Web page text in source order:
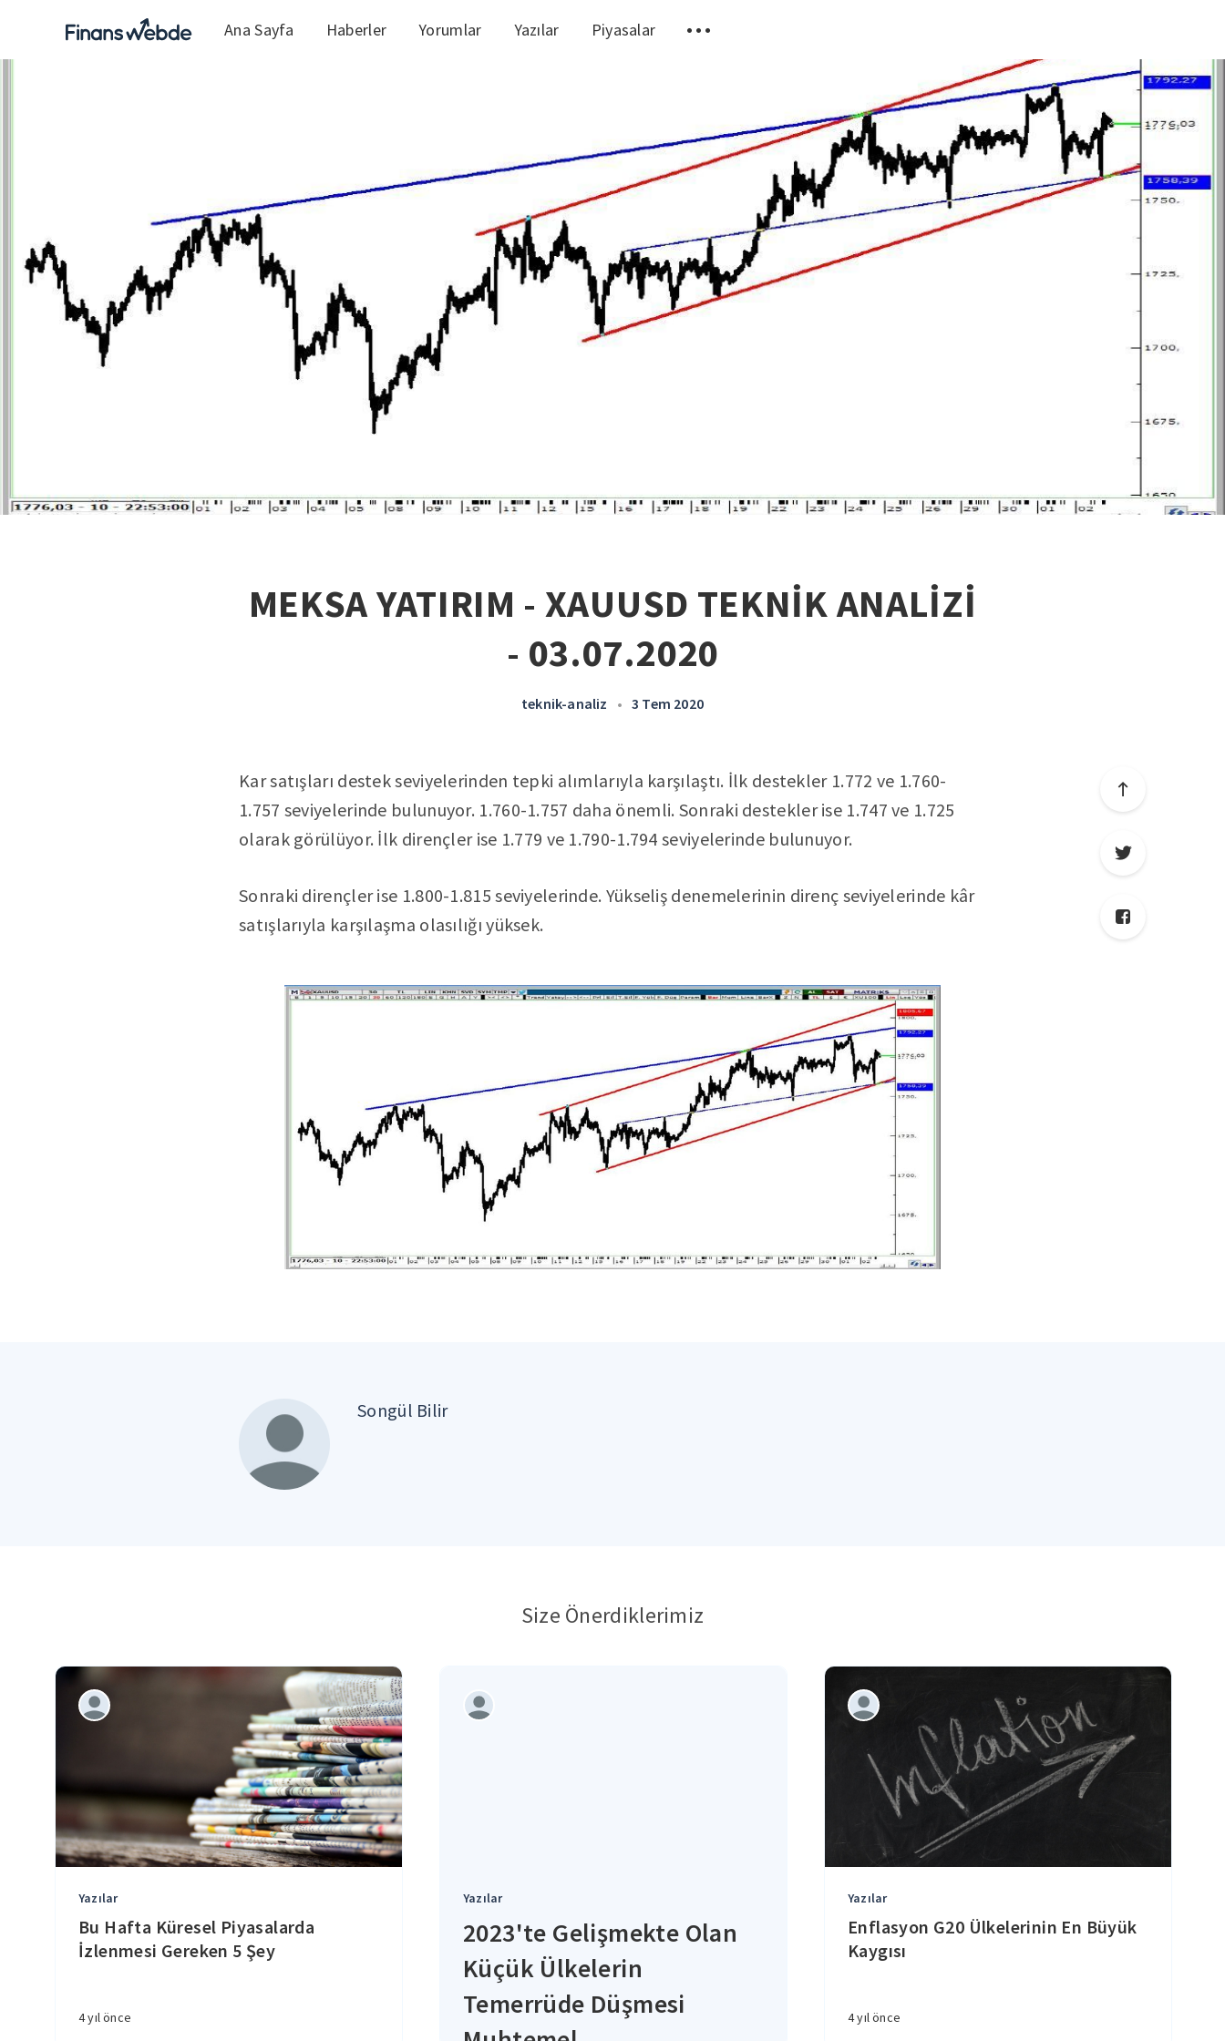
Ana Sayfa Haberler Yorumlar Yazılar Piyasalar
MEKSA YATIRIM - XAUUSD TEKNİK ANALİZİ
- 03.07.2020
teknik-analiz • 3 Tem 2020
Kar satışları destek seviyelerinden tepki alımlarıyla karşılaştı. İlk destekler 1.772 ve 1.760-
1.757 seviyelerinde bulunuyor. 1.760-1.757 daha önemli. Sonraki destekler ise 1.747 ve 1.725
olarak görülüyor. İlk dirençler ise 1.779 ve 1.790-1.794 seviyelerinde bulunuyor.
Sonraki dirençler ise 1.800-1.815 seviyelerinde. Yükseliş denemelerinin direnç seviyelerinde kâr
satışlarıyla karşılaşma olasılığı yüksek.
Songül Bilir
Size Önerdiklerimiz
Yazılar
Bu Hafta Küresel Piyasalarda
İzlenmesi Gereken 5 Şey
4 yıl önce
Yazılar
2023'te Gelişmekte Olan
Küçük Ülkelerin
Temerrüde Düşmesi
Yazılar
Enflasyon G20 Ülkelerinin En Büyük
Kaygısı
4 yıl önce